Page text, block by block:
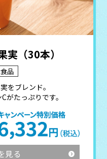
実（30本）
品
をブレンド。
がたっぷりです。
見る